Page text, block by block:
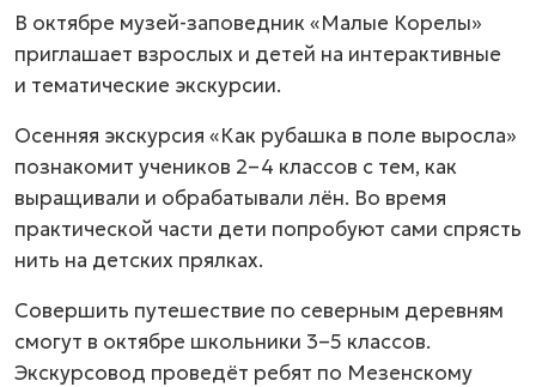
В октябре музей-заповедник «Малые Корелы»
приглашает взрослых и детей на интерактивные
и тематические экскурсии.
Осенняя экскурсия «Как рубашка в поле выросла»
познакомит учеников 2–4 классов с тем, как
выращивали и обрабатывали лён. Во время
практической части дети попробуют сами спрясть
нить на детских прялках.
Совершить путешествие по северным деревням
смогут в октябре школьники 3–5 классов.
Экскурсовод проведёт ребят по Мезенскому